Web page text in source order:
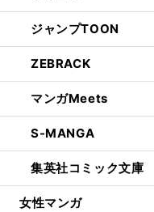
ジャンプTOON
ZEBRACK
マンガMeets
S-MANGA
集英社コミック文庫
女性マンガ